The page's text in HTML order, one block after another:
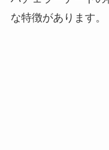
な特徴があります。